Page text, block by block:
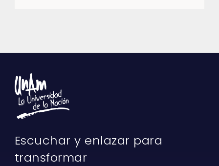
Escuchar y enlazar para
transformar